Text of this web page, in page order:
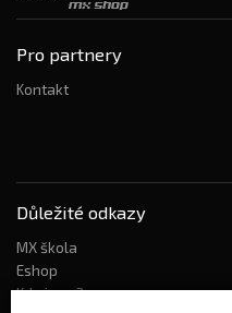
Pro partnery
Kontakt
Důležité odkazy
MX škola
Eshop
Kdo jsme?